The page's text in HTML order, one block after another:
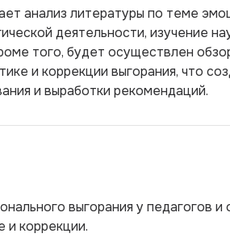
анализ литературы по теме
деятельности, изучение
того, будет осуществлен
и коррекции выгорания, что
и выработки рекомендаций.
выгорания у педагогов и
и коррекции.